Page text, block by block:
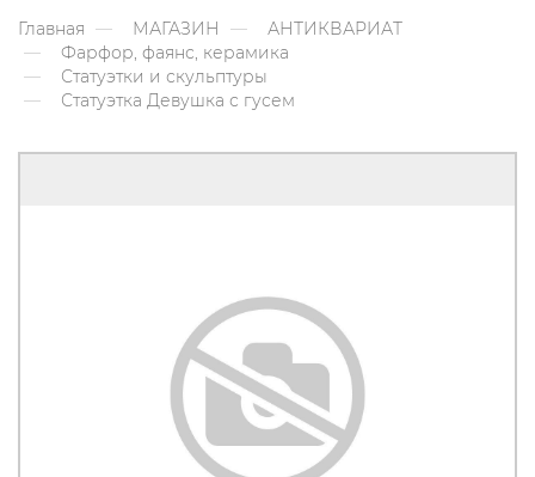
Главная МАГАЗИН
АНТИКВАРИАТ
Фарфор, фаянс, керамика
Статуэтки и скульптуры
Статуэтка Девушка с гусем